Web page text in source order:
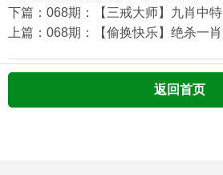
下篇：068期：【三戒大师】九肖中特
上篇：068期：【偷换快乐】绝杀一肖
返回首页